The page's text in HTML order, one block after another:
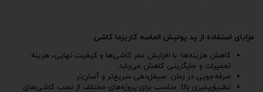
مزایای استفاده از پد پولیش الماسه کاریزما کاشی
کاهش هزینه‌ها: با افزایش عمر کاشی‌ها و کیفیت نهایی، هزینه
تعمیرات و جایگزینی کاهش می‌یابد.
صرفه‌جویی در زمان: صیقل‌دهی سریع‌تر و آسان‌تر.
تطبیق‌پذیری بالا: مناسب برای پروژه‌های مختلف از نصب کاشی‌های